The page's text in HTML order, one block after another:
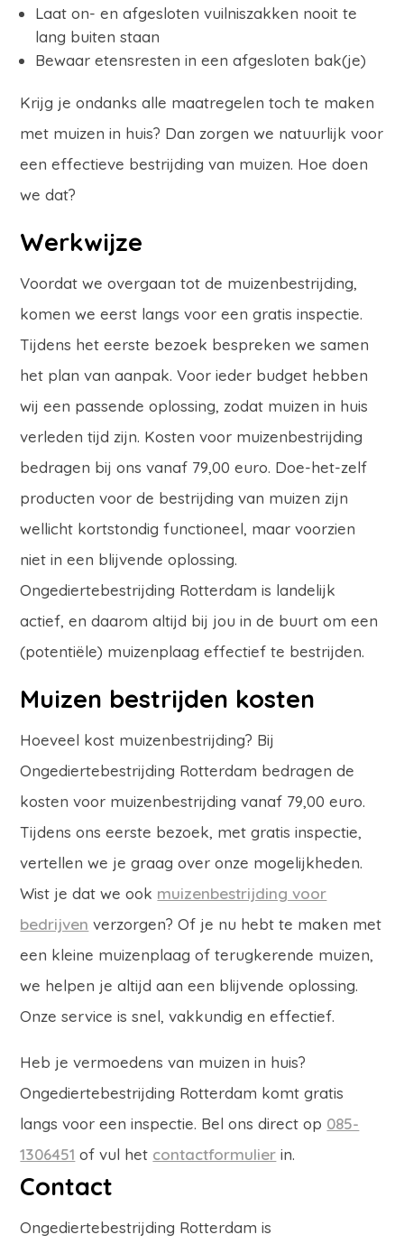
Laat on- en afgesloten vuilniszakken nooit te
lang buiten staan
Bewaar etensresten in een afgesloten bak(je)
Krijg je ondanks alle maatregelen toch te maken
met muizen in huis? Dan zorgen we natuurlijk voor
een effectieve bestrijding van muizen. Hoe doen
we dat?
Werkwijze
Voordat we overgaan tot de muizenbestrijding,
komen we eerst langs voor een gratis inspectie.
Tijdens het eerste bezoek bespreken we samen
het plan van aanpak. Voor ieder budget hebben
wij een passende oplossing, zodat muizen in huis
verleden tijd zijn. Kosten voor muizenbestrijding
bedragen bij ons vanaf 79,00 euro. Doe-het-zelf
producten voor de bestrijding van muizen zijn
wellicht kortstondig functioneel, maar voorzien
niet in een blijvende oplossing.
Ongediertebestrijding Rotterdam is landelijk
actief, en daarom altijd bij jou in de buurt om een
(potentiële) muizenplaag effectief te bestrijden.
Muizen bestrijden kosten
Hoeveel kost muizenbestrijding? Bij
Ongediertebestrijding Rotterdam bedragen de
kosten voor muizenbestrijding vanaf 79,00 euro.
Tijdens ons eerste bezoek, met gratis inspectie,
vertellen we je graag over onze mogelijkheden.
Wist je dat we ook muizenbestrijding voor
bedrijven verzorgen? Of je nu hebt te maken met
een kleine muizenplaag of terugkerende muizen,
we helpen je altijd aan een blijvende oplossing.
Onze service is snel, vakkundig en effectief.
Heb je vermoedens van muizen in huis?
Ongediertebestrijding Rotterdam komt gratis
langs voor een inspectie. Bel ons direct op 085-
1306451 of vul het contactformulier in.
Contact
Ongediertebestrijding Rotterdam is